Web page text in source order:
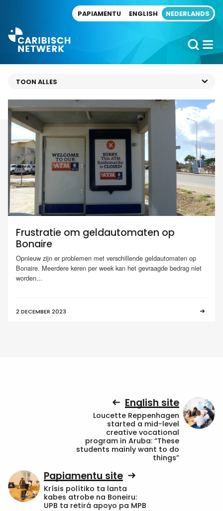
PAPIAMENTU ENGLISH NEDERLANDS
Frustratie om geldautomaten op
Bonaire
Opnieuw zijn er problemen met verschillende geldautomaten op
Bonaire. Meerdere keren per week kan het gevraagde bedrag niet
worden...
2 DECEMBER 2023
English site
Loucette Reppenhagen
started a mid-level
creative vocational
program in Aruba: “These
students mainly want to do
things”
Papiamentu site
Krísis polítiko ta lanta
kabes atrobe na Boneiru:
UPB ta retirá apoyo pa MPB